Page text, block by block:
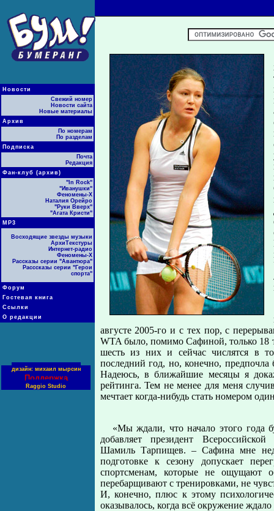
Новости
Свежий номер
Новости сайта
Новые материалы
Архив
По номерам
По разделам
Подписка
Почта
Редакция
Фан-клуб (архив)
"In Rock"
"Иванушки"
Феномены-Х
Наталия Орейро
"Руки Вверх"
"Агата Кристи"
МР3
Восходящие звезды музыки
АрхиТекстуры
Интернет-радио
Феномены-Х
Рассказы серии "Авантюра"
Расссказы серии "Герои
спорта"
Форум
Гостевая книга
Ссылки
О редакции
дизайн: михаил мырсин
Поддержка
Raggio Studio
августе 2005-го и с тех пор, с
WTA было, помимо Сафиной, только 18
шесть из них и сейчас числятся в
последний год, но, конечно,
Надеюсь, в ближайшие месяцы я
рейтинга. Тем не менее для меня
мечтает когда-нибудь стать номером
«Мы ждали, что начало этого года
добавляет президент
Шамиль Тарпищев. – Сафина мне
подготовке к сезону допускает
спортсменам, которые не ощущают
перебарщивают с тренировками, не
И, конечно, плюс к этому
оказывалось, когда всё окружение ждало